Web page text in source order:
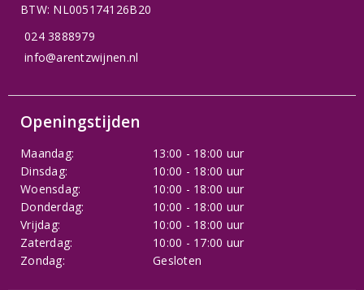
BTW: NL005174126B20
024 3888979
info@arentzwijnen.nl
Openingstijden
Maandag:
13:00 - 18:00 uur
Dinsdag:
10:00 - 18:00 uur
Woensdag:
10:00 - 18:00 uur
Donderdag:
10:00 - 18:00 uur
Vrijdag:
10:00 - 18:00 uur
Zaterdag:
10:00 - 17:00 uur
Zondag:
Gesloten